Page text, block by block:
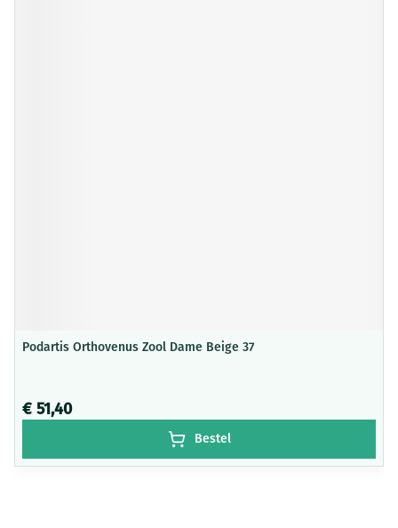
Podartis Orthovenus Zool Dame Beige 37
€ 51,40
Bestel